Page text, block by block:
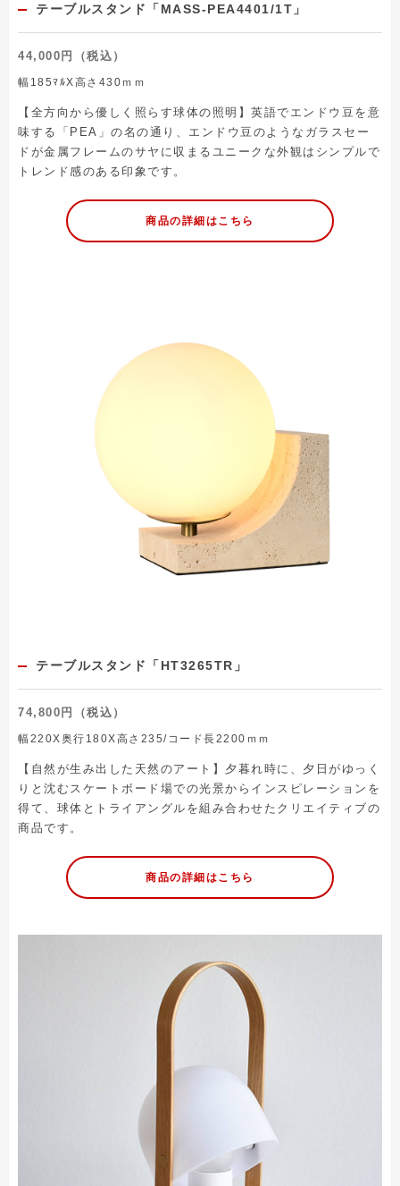
テーブルスタンド「MASS-PEA4401/1T」
44,000円（税込）
幅185ﾏﾙX高さ430ｍｍ
【全方向から優しく照らす球体の照明】英語でエンドウ豆を意
味する「PEA」の名の通り、エンドウ豆のようなガラスセー
ドが金属フレームのサヤに収まるユニークな外観はシンプルで
トレンド感のある印象です。
商品の詳細はこちら
テーブルスタンド「HT3265TR」
74,800円（税込）
幅220X奥行180X高さ235/コード長2200ｍｍ
【自然が生み出した天然のアート】夕暮れ時に、夕日がゆっく
りと沈むスケートボード場での光景からインスピレーションを
得て、球体とトライアングルを組み合わせたクリエイティブの
商品です。
商品の詳細はこちら